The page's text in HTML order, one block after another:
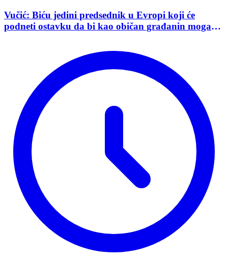
Vučić: Biću jedini predsednik u Evropi koji će
podneti ostavku da bi kao običan građanin mogao